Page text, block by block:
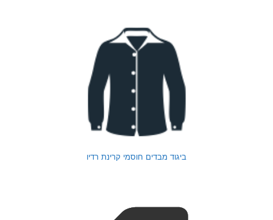
ביגוד מבדים חוסמי קרינת רדיו